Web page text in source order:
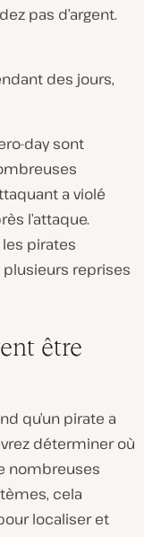
pas d’argent.
des jours,
day sont
a violé
l’attaque.
pirates
reprises
être
qu’un pirate a
déterminer où
nombreuses
cela
localiser et